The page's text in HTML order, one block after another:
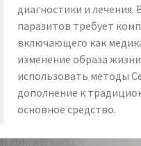
диагностики и
паразитов требует
включающего как
изменение образа
использовать методы
дополнение к
основное средство.